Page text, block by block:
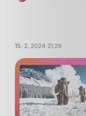
15. 2. 2024 21:29